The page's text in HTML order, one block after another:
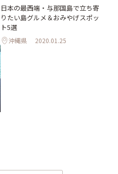
日本の最西端・与那国島で立ち寄
りたい島グルメ＆おみやげスポッ
ト5選
沖縄県 2020.01.25